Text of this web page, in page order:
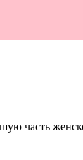
часть